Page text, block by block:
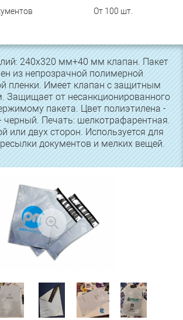
От 100 шт.
240х320 мм+40 мм клапан. Пакет
из непрозрачной полимерной
пленки. Имеет клапан с защитным
Защищает от несанкционированного
пакета. Цвет полиэтилена -
черный. Печать: шелкотрафарентная.
или двух сторон. Используется для
документов и мелких вещей.